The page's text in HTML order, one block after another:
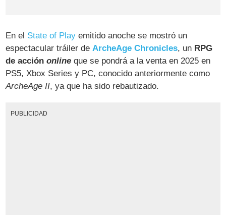
En el State of Play emitido anoche se mostró un
espectacular tráiler deArcheAge Chronicles, un RPG
de acciónonline que se pondrá a la venta en 2025 en
PS5, Xbox Series y PC, conocido anteriormente como
ArcheAge II, ya que ha sido rebautizado.
PUBLICIDAD